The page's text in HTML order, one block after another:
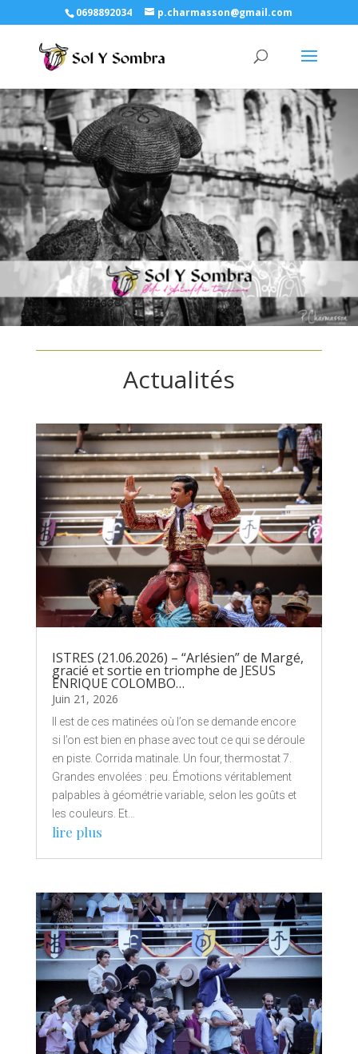
0698892034 p.charmasson@gmail.com
Actualités
ISTRES (21.06.2026) – “Arlésien” de Margé,
gracié et sortie en triomphe de JESUS
ENRIQUE COLOMBO…
Juin 21, 2026
Il est de ces matinées où l’on se demande encore
si l’on est bien en phase avec tout ce qui se déroule
en piste. Corrida matinale. Un four, thermostat 7.
Grandes envolées : peu. Émotions véritablement
palpables à géométrie variable, selon les goûts et
les couleurs. Et...
lire plus